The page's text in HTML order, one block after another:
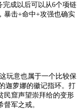
完成以后可以从6个项链
暴击+命中+攻强也确实
玩意也属于一个比较保
迦萝娜的徽记指环。打
民窟声望崇拜给的变形
军之戒。